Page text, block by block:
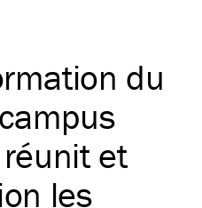
du
réunit et
les